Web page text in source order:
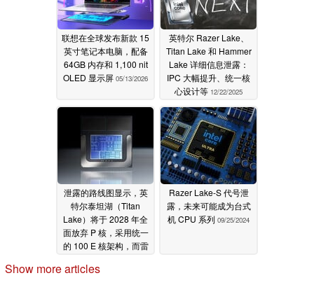
联想在全球发布新款 15
英寸笔记本电脑，配备
64GB 内存和 1,100 nit
OLED 显示屏 05/13/2026
英特尔 Razer Lake、
Titan Lake 和 Hammer
Lake 详细信息泄露：
IPC 大幅提升、统一核
心设计等 12/22/2025
泄露的路线图显示，英
特尔泰坦湖（Titan
Lake）将于 2028 年全
面放弃 P 核，采用统一
的 100 E 核架构，而雷
于 2027 年成为最后一
Razer Lake-S 代号泄
露，未来可能成为台式
机 CPU 系列 09/25/2024
Show more articles